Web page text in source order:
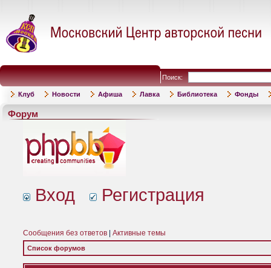
Поиск:
Клуб Новости Афиша Лавка Библиотека Фонды
Форум
Вход Регистрация
Сообщения без ответов Активные темы
Список форумов